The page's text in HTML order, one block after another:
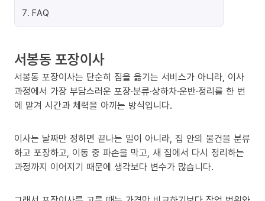
7. FAQ
서봉동 포장이사
서봉동 포장이사는 단순히 짐을 옮기는 서비스가 아니라, 이사
과정에서 가장 부담스러운 포장·분류·상하차·운반·정리를 한 번
에 맡겨 시간과 체력을 아끼는 방식입니다.
이사는 날짜만 정하면 끝나는 일이 아니라, 집 안의 물건을 분류
하고 포장하고, 이동 중 파손을 막고, 새 집에서 다시 정리하는
과정까지 이어지기 때문에 생각보다 변수가 많습니다.